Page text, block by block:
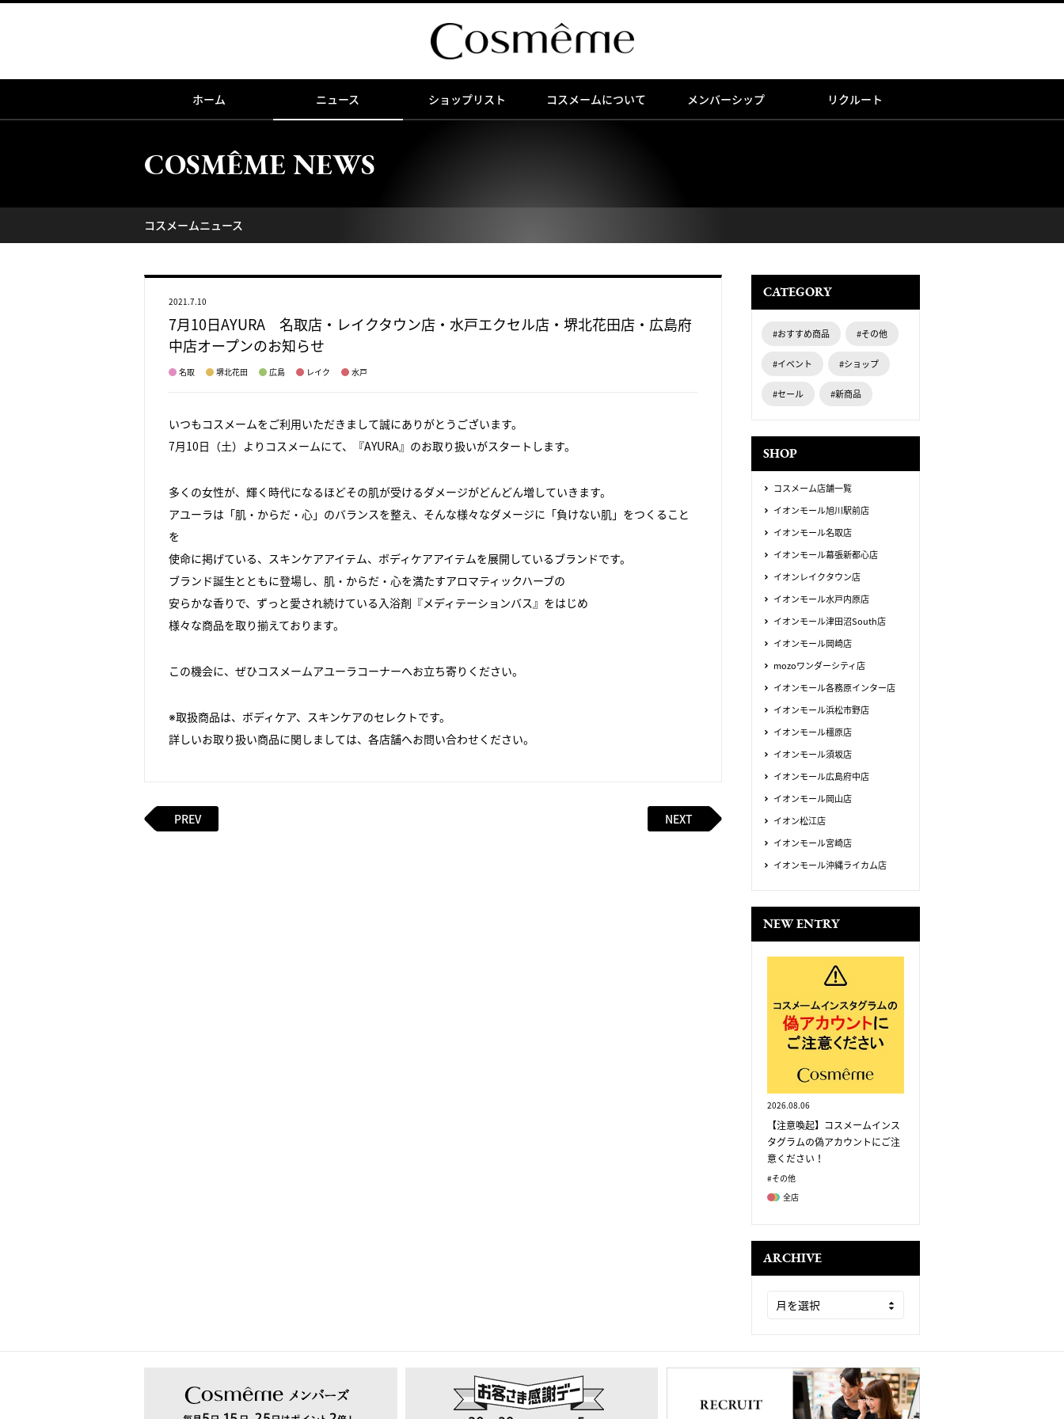
ホーム ニュース ショップリスト コスメームについて メンバーシップ リクルート
COSMÊME NEWS
コスメームニュース
2021.7.10
7月10日AYURA 名取店・レイクタウン店・水戸エクセル店・堺北花田店・広島府
中店オープンのお知らせ
名取 堺北花田 広島 レイク 水戸
いつもコスメームをご利用いただきまして誠にありがとうございます。
7月10日（土）よりコスメームにて、『AYURA』のお取り扱いがスタートします。
多くの女性が、輝く時代になるほどその肌が受けるダメージがどんどん増していきます。
アユーラは「肌・からだ・心」のバランスを整え、そんな様々なダメージに「負けない肌」をつくること
を
使命に掲げている、スキンケアアイテム、ボディケアアイテムを展開しているブランドです。
ブランド誕生とともに登場し、肌・からだ・心を満たすアロマティックハーブの
安らかな香りで、ずっと愛され続けている入浴剤『メディテーションバス』をはじめ
様々な商品を取り揃えております。
この機会に、ぜひコスメームアユーラコーナーへお立ち寄りください。
※取扱商品は、ボディケア、スキンケアのセレクトです。
詳しいお取り扱い商品に関しましては、各店舗へお問い合わせください。
PREV NEXT
CATEGORY
#おすすめ商品 #その他
#イベント #ショップ
#セール #新商品
SHOP
コスメーム店舗一覧
イオンモール旭川駅前店
イオンモール名取店
イオンモール幕張新都心店
イオンレイクタウン店
イオンモール水戸内原店
イオンモール津田沼South店
イオンモール岡崎店
mozoワンダーシティ店
イオンモール各務原インター店
イオンモール浜松市野店
イオンモール橿原店
イオンモール須坂店
イオンモール広島府中店
イオンモール岡山店
イオン松江店
イオンモール宮崎店
イオンモール沖縄ライカム店
NEW ENTRY
2026.08.06
【注意喚起】コスメームインス
タグラムの偽アカウントにご注
意ください！
#その他
全店
ARCHIVE